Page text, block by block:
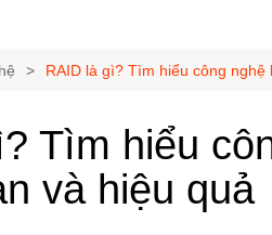
RAID là gì? Tìm hiểu công
Tìm hiểu
và hiệu quả